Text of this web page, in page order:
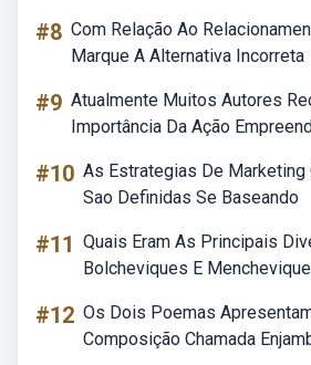
#8 Com Relação Ao
Marque A Alternativa Incorreta
#9 Atualmente Muitos Autores
Importância Da Ação
#10 As Estrategias De
Sao Definidas Se Baseando
#11 Quais Eram As Principais
Bolcheviques E
#12 Os Dois Poemas
Composição Chamada